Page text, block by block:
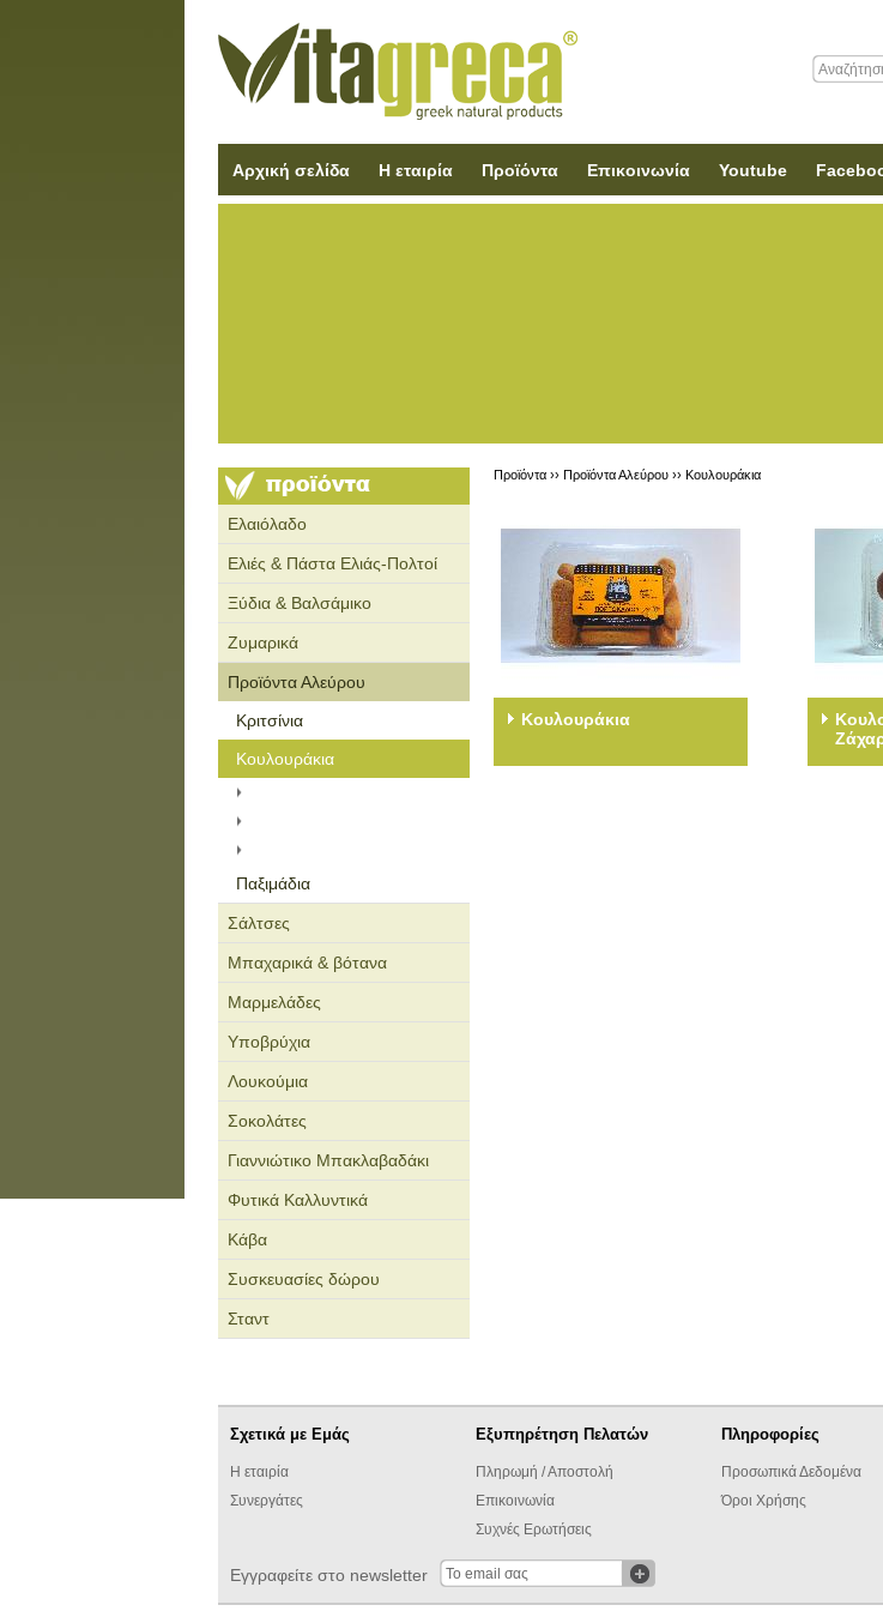
Αρχική σελίδα Η εταιρία Προϊόντα Επικοινωνία Youtube
Ελαιόλαδο
Ελιές & Πάστα Ελιάς-Πολτοί
Ξύδια & Βαλσάμικο
Ζυμαρικά
Προϊόντα Αλεύρου
Κριτσίνια
Κουλουράκια
Παξιμάδια
Σάλτσες
Μπαχαρικά & βότανα
Μαρμελάδες
Υποβρύχια
Λουκούμια
Σοκολάτες
Γιαννιώτικο Μπακλαβαδάκι
Φυτικά Καλλυντικά
Κάβα
Συσκευασίες δώρου
Σταντ
Προϊόντα ›› Προϊόντα Αλεύρου ›› Κουλουράκια
Κουλουράκια
Σχετικά με Εμάς
Η εταιρία
Συνεργάτες
Εξυπηρέτηση Πελατών
Πληρωμή / Αποστολή
Επικοινωνία
Συχνές Ερωτήσεις
Πληροφορίες
Προσωπικά Δεδομένα
Όροι Χρήσης
Εγγραφείτε στο newsletter